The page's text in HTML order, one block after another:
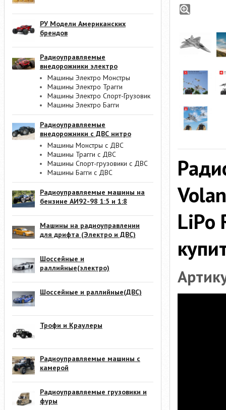
РУ Модели Американских
брендов
Радиоуправляемые
внедорожники электро
Машины Электро Монстры
Машины Электро Трагги
Машины Электро Спорт-Грузовик
Машины Электро Багги
Радиоуправляемые
внедорожники с ДВС нитро
Машины Монстры с ДВС
Машины Трагги с ДВС
Машины Спорт-грузовики с ДВС
Машины Багги с ДВС
Радиоуправляемые машины на
бензине АИ92-98 1:5 и 1:8
Машины на радиоуправлении
для дрифта (Электро и ДВС)
Шоссейные и
раллийные(электро)
Шоссейные и раллийные(ДВС)
Трофи и Краулеры
Радиоуправляемые машины с
камерой
Радиоуправляемые грузовики и
фуры
LiPo